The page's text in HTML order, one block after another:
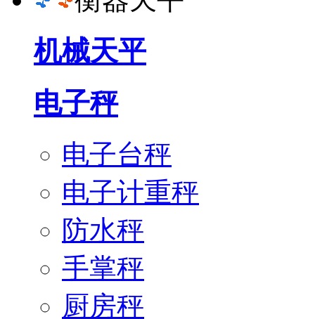
机械天平
电子秤
电子台秤
电子计重秤
防水秤
手掌秤
厨房秤